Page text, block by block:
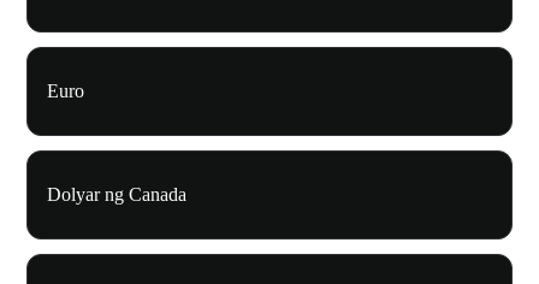
Euro
Dolyar ng Canada